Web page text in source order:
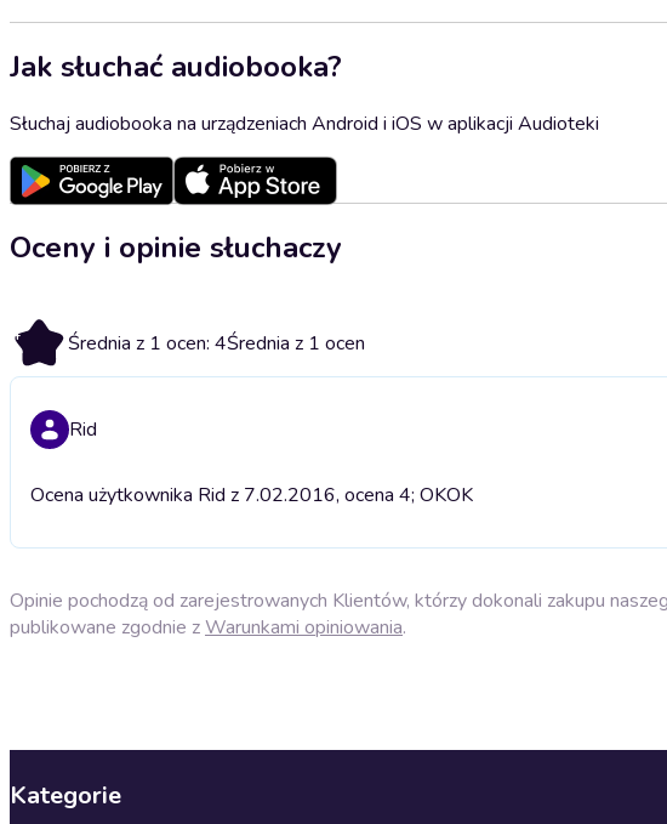
Jak słuchać audiobooka?
Słuchaj audiobooka na urządzeniach Android i iOS w aplikacji Audioteki
Oceny i opinie słuchaczy
4 Średnia z 1 ocen: 4Średnia z 1 ocen
Rid
Ocena użytkownika Rid z 7.02.2016, ocena 4; OKOK
Opinie pochodzą od zarejestrowanych Klientów, którzy dokonali zakupu
publikowane zgodnie zWarunkami opiniowania.
Kategorie